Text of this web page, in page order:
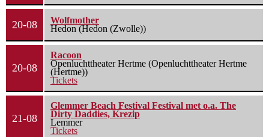
20-08
Wolfmother
Hedon (Hedon (Zwolle))
20-08
Racoon
Openluchttheater Hertme (Openluchttheater Hertme
(Hertme))
Tickets
21-08
Glemmer Beach Festival Festival met o.a. The
Dirty Daddies, Krezip
Lemmer
Tickets